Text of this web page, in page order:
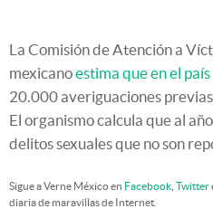
La Comisión de Atención a
mexicanoestima que en el país
20.000 averiguaciones
El organismo calcula que al
delitos sexuales que no son
Sigue a Verne México en Facebook Twitter
diaria de maravillas de Internet.